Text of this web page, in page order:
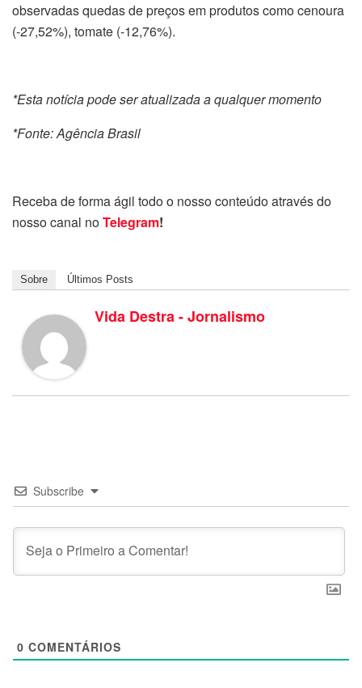
observadas quedas de preços em produtos como cenoura
(-27,52%), tomate (-12,76%).
*Esta notícia pode ser atualizada a qualquer momento
*Fonte: Agência Brasil
Receba de forma ágil todo o nosso conteúdo através do
nosso canal noTelegram!
Sobre Últimos Posts
Vida Destra - Jornalismo
Subscribe
0 COMENTÁRIOS